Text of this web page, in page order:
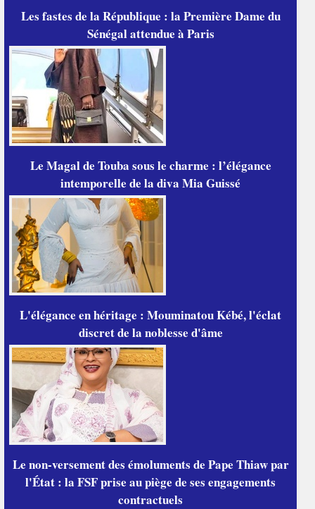
Les fastes de la République : la Première Dame du
Sénégal attendue à Paris
Le Magal de Touba sous le charme : l’élégance
intemporelle de la diva Mia Guissé
L'élégance en héritage : Mouminatou Kébé, l'éclat
discret de la noblesse d'âme
Le non-versement des émoluments de Pape Thiaw par
l'État : la FSF prise au piège de ses engagements
contractuels